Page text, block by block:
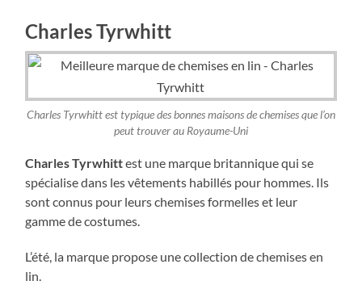
Charles Tyrwhitt
Charles Tyrwhitt est typique des bonnes maisons de chemises que l’on
peut trouver au Royaume-Uni
Charles Tyrwhittest une marque britannique qui se
spécialise dans les vêtements habillés pour hommes. Ils
sont connus pour leurs chemises formelles et leur
gamme de costumes.
L’été, la marque propose une collection de chemises en
lin.